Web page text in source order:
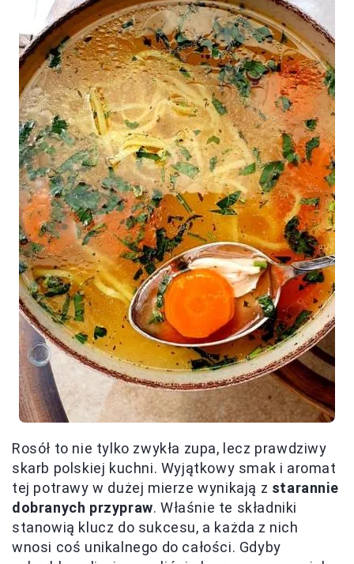
Rosół to nie tylko zwykła zupa, lecz prawdziwy
skarb polskiej kuchni. Wyjątkowy smak i aromat
tej potrawy w dużej mierze wynikają z starannie
dobranych przypraw. Właśnie te składniki
stanowią klucz do sukcesu, a każda z nich
wnosi coś unikalnego do całości. Gdyby